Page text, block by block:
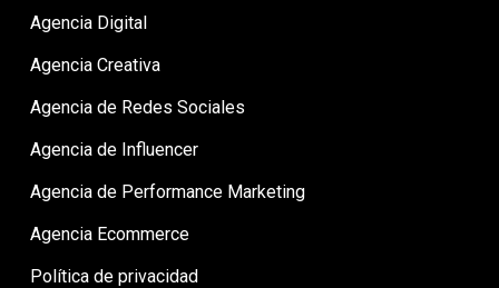
Agencia Digital
Agencia Creativa
Agencia de Redes Sociales
Agencia de Influencer
Agencia de Performance Marketing
Agencia Ecommerce
Política de privacidad